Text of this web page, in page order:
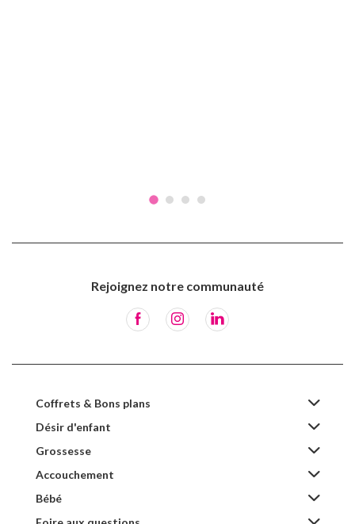
Rejoignez notre communauté
Coffrets & Bons plans
Désir d'enfant
Grossesse
Accouchement
Bébé